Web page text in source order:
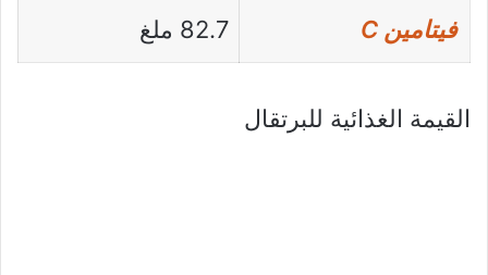
فيتامين C 82.7 ملغ
القيمة الغذائية للبرتقال